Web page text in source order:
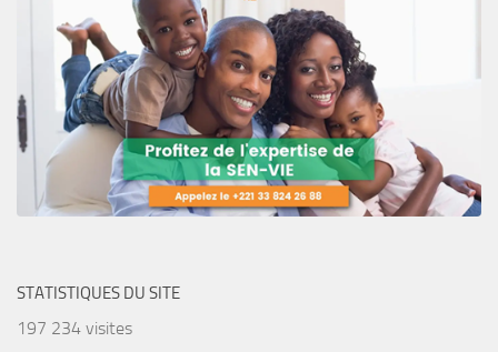
STATISTIQUES DU SITE
197 234 visites